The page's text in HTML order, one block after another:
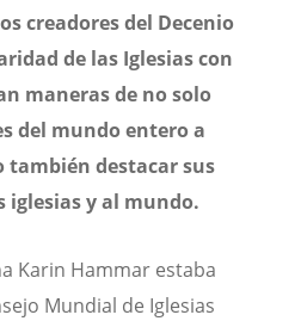
creadores del Decenio
de las Iglesias con
maneras de no solo
del mundo entero a
también destacar sus
iglesias y al mundo.
Karin Hammar estaba
Mundial de Iglesias